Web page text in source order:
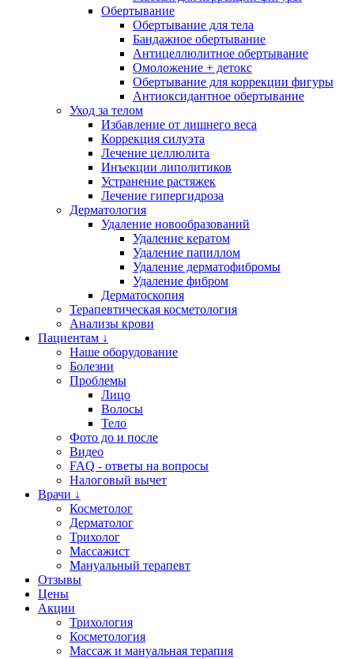
Обертывание
Обертывание для тела
Бандажное обертывание
Антицеллюлитное обертывание
Омоложение + детокс
Обертывание для коррекции фигуры
Антиоксидантное обертывание
Уход за телом
Избавление от лишнего веса
Коррекция силуэта
Лечение целлюлита
Инъекции липолитиков
Устранение растяжек
Лечение гипергидроза
Дерматология
Удаление новообразований
Удаление кератом
Удаление папиллом
Удаление дерматофибромы
Удаление фибром
Дерматоскопия
Терапевтическая косметология
Анализы крови
Пациентам ↓
Наше оборудование
Болезни
Проблемы
Лицо
Волосы
Тело
Фото до и после
Видео
FAQ - ответы на вопросы
Налоговый вычет
Врачи ↓
Косметолог
Дерматолог
Трихолог
Массажист
Мануальный терапевт
Отзывы
Цены
Акции
Трихология
Косметология
Массаж и мануальная терапия